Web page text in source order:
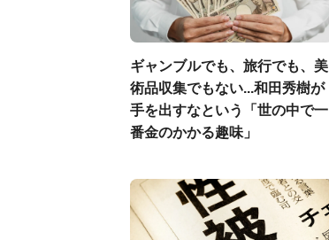
ギャンブルでも、旅行でも、美
術品収集でもない...和田秀樹が
手を出すなという「世の中で一
番金のかかる趣味」